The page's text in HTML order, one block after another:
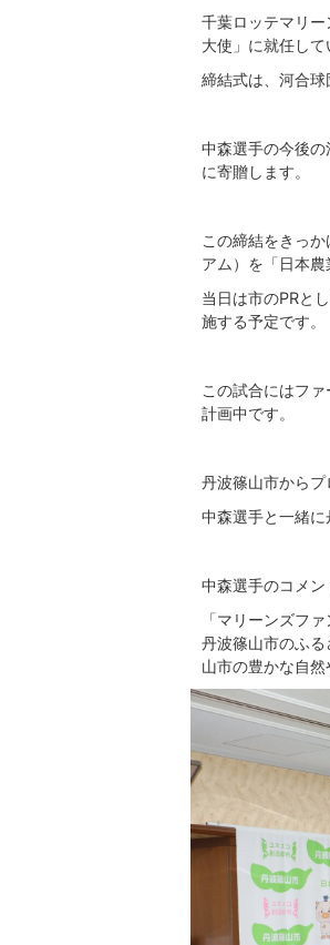
千葉ロッテマリ
大使」に就任して
締結式は、河合球
中森選手の今後
に寄贈します。
この締結をきっ
アム）を「日本
当日は市のPRと
施する予定です。
この試合にはフ
計画中です。
丹波篠山市からプ
中森選手と一緒に
中森選手のコメン
「マリーンズフ
丹波篠山市のふ
山市の豊かな自